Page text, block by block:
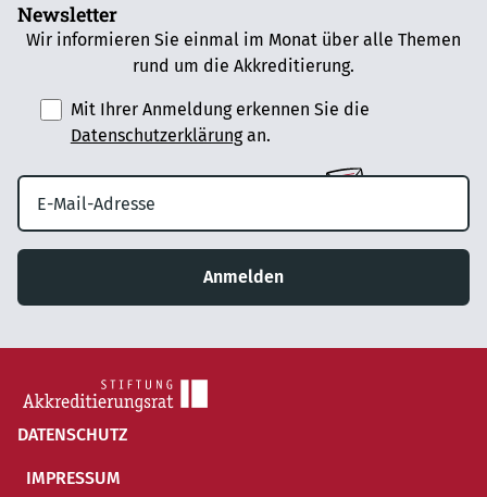
Newsletter
Wir informieren Sie einmal im Monat über alle Themen
rund um die Akkreditierung.
Mit Ihrer Anmeldung erkennen Sie die
Datenschutzerklärungan.
Anmelden
DATENSCHUTZ
IMPRESSUM